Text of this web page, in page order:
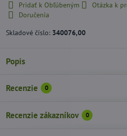
Pridať k Obľúbeným Otázka k
Doručenia
Skladové číslo: 340076,00
Popis
Recenzie 0
Recenzie zákazníkov 0